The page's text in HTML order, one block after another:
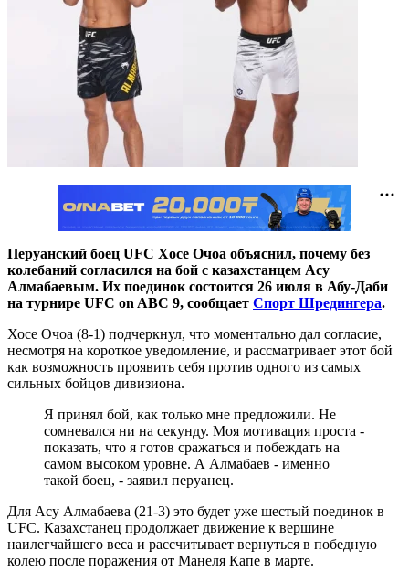
Перуанский боец UFC Хосе Очоа объяснил, почему без
колебаний согласился на бой с казахстанцем Асу
Алмабаевым. Их поединок состоится 26 июля в Абу-Даби
на турнире UFC on ABC 9, сообщает Спорт Шредингера.
Хосе Очоа (8-1) подчеркнул, что моментально дал согласие,
несмотря на короткое уведомление, и рассматривает этот бой
как возможность проявить себя против одного из самых
сильных бойцов дивизиона.
Я принял бой, как только мне предложили. Не
сомневался ни на секунду. Моя мотивация проста -
показать, что я готов сражаться и побеждать на
самом высоком уровне. А Алмабаев - именно
такой боец, - заявил перуанец.
Для Асу Алмабаева (21-3) это будет уже шестый поединок в
UFC. Казахстанец продолжает движение к вершине
наилегчайшего веса и рассчитывает вернуться в победную
колею после поражения от Манеля Капе в марте.